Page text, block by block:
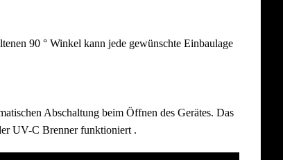
90 ° Winkel kann jede gewünschte Einbaulage
Abschaltung beim Öffnen des Gerätes. Das
UV-C Brenner funktioniert .